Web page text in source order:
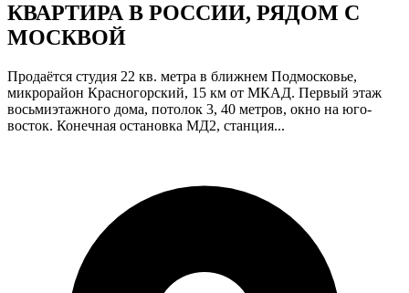
КВАРТИРА В РОССИИ, РЯДОМ С
МОСКВОЙ
Продаётся студия 22 кв. метра в ближнем Подмосковье,
микрорайон Красногорский, 15 км от МКАД. Первый этаж
восьмиэтажного дома, потолок 3, 40 метров, окно на юго-
восток. Конечная остановка МД2, станция...